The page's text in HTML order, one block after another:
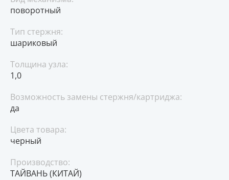
поворотный
Тип стержня:
шариковый
Толщина узла:
1,0
Возможность замены стержня/картриджа:
да
Цвета товара:
черный
Производство:
ТАЙВАНЬ (КИТАЙ)